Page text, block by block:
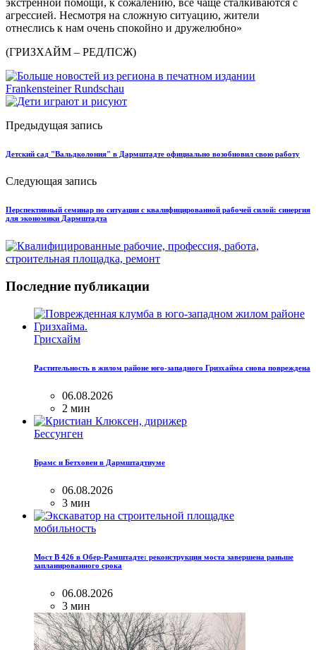
агрессией. Несмотря на сложную ситуацию, жители
отнеслись к нам очень спокойно и дружелюбно»
(ГРИЗХАЙМ – РЕД/ПСЖ)
Предыдущая запись
Детский сад "Вальдколония" в Дармштадте официально возобновил свою работу
Следующая запись
Перспективный семинар по ситуации с квалифицированной рабочей силой: синергия
для экономики Дармштадта
Последние публикации
Грисхайм
Растительность в жилом районе юго-западного Гризхайма снова повреждена
06.08.2026
2 мин
Бессунген
Брамс и Бетховен в Дармштадтиуме
06.08.2026
3 мин
мобильность
Мост B 426 в Обер-Рамштадте: реконструкция моста завершена раньше
запланированного срока
06.08.2026
3 мин